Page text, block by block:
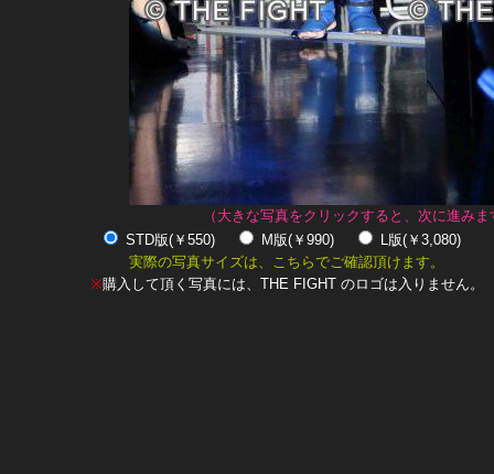
（大きな写真をクリックすると、次に進みま
STD版(￥550)
M版(￥990)
L版(￥3,080)
実際の写真サイズは、こちらでご確認頂けます。
※購入して頂く写真には、THE FIGHT のロゴは入りません。